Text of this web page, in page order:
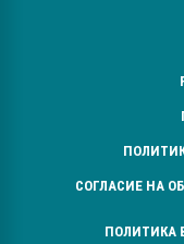
СОГЛАСИЕ НА
ПОЛИТИКА